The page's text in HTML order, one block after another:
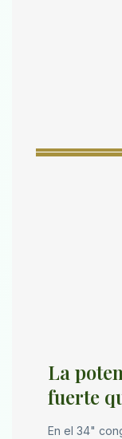
La
fuerte
En el 34"